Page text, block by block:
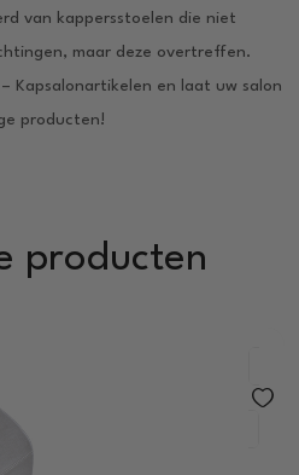
van kappersstoelen die niet
maar deze overtreffen.
Kapsalonartikelen en laat uw salon
producten!
producten